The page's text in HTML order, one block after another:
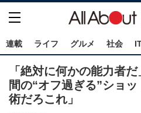
連載 ライフ グルメ 社会
「絶対に何かの能力者
間の“オフ過ぎる”ショ
術だろこれ」